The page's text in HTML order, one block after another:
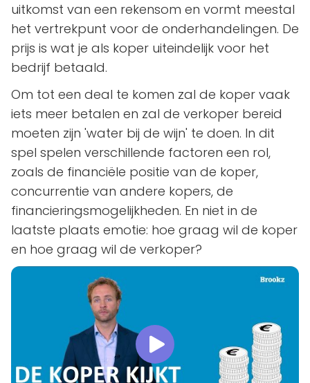
uitkomst van een rekensom en vormt meestal
het vertrekpunt voor de onderhandelingen. De
prijs is wat je als koper uiteindelijk voor het
bedrijf betaald.
Om tot een deal te komen zal de koper vaak
iets meer betalen en zal de verkoper bereid
moeten zijn 'water bij de wijn' te doen. In dit
spel spelen verschillende factoren een rol,
zoals de financiële positie van de koper,
concurrentie van andere kopers, de
financieringsmogelijkheden. En niet in de
laatste plaats emotie: hoe graag wil de koper
en hoe graag wil de verkoper?